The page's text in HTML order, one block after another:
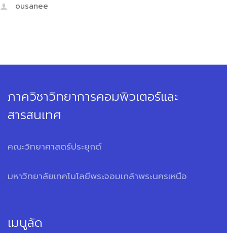
ousanee
ภาควิชาวิทยาการคอมพิวเตอร์และ
สารสนเทศ
คณะวิทยาศาสตร์ประยุกต์
มหาวิทยาลัยเทคโนโลยีพระจอมเกล้าพระนครเหนือ
เมนูลัด